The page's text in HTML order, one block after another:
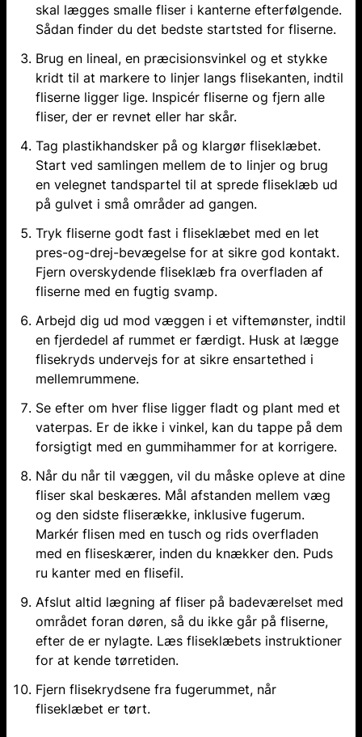
skal lægges smalle fliser i kanterne efterfølgende.
Sådan finder du det bedste startsted for fliserne.
Brug en lineal, en præcisionsvinkel og et stykke
kridt til at markere to linjer langs flisekanten, indtil
fliserne ligger lige. Inspicér fliserne og fjern alle
fliser, der er revnet eller har skår.
Tag plastikhandsker på og klargør fliseklæbet.
Start ved samlingen mellem de to linjer og brug
en velegnet tandspartel til at sprede fliseklæb ud
på gulvet i små områder ad gangen.
Tryk fliserne godt fast i fliseklæbet med en let
pres-og-drej-bevægelse for at sikre god kontakt.
Fjern overskydende fliseklæb fra overfladen af
fliserne med en fugtig svamp.
Arbejd dig ud mod væggen i et viftemønster, indtil
en fjerdedel af rummet er færdigt. Husk at lægge
flisekryds undervejs for at sikre ensartethed i
mellemrummene.
Se efter om hver flise ligger fladt og plant med et
vaterpas. Er de ikke i vinkel, kan du tappe på dem
forsigtigt med en gummihammer for at korrigere.
Når du når til væggen, vil du måske opleve at dine
fliser skal beskæres. Mål afstanden mellem væg
og den sidste fliserække, inklusive fugerum.
Markér flisen med en tusch og rids overfladen
med en fliseskærer, inden du knækker den. Puds
ru kanter med en flisefil.
Afslut altid lægning af fliser på badeværelset med
området foran døren, så du ikke går på fliserne,
efter de er nylagte. Læs fliseklæbets instruktioner
for at kende tørretiden.
Fjern flisekrydsene fra fugerummet, når
fliseklæbet er tørt.